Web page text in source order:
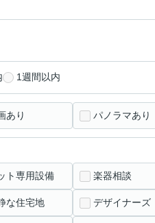
1週間以内
あり パノラマあり
ト専用設備 楽器相談
な住宅地 デザイナーズ